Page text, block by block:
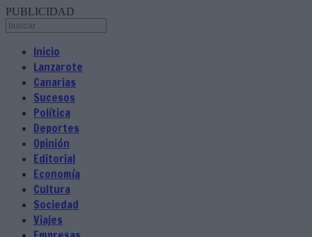
PUBLICIDAD
Inicio
Lanzarote
Canarias
Sucesos
Política
Deportes
Opinión
Editorial
Economía
Cultura
Sociedad
Viajes